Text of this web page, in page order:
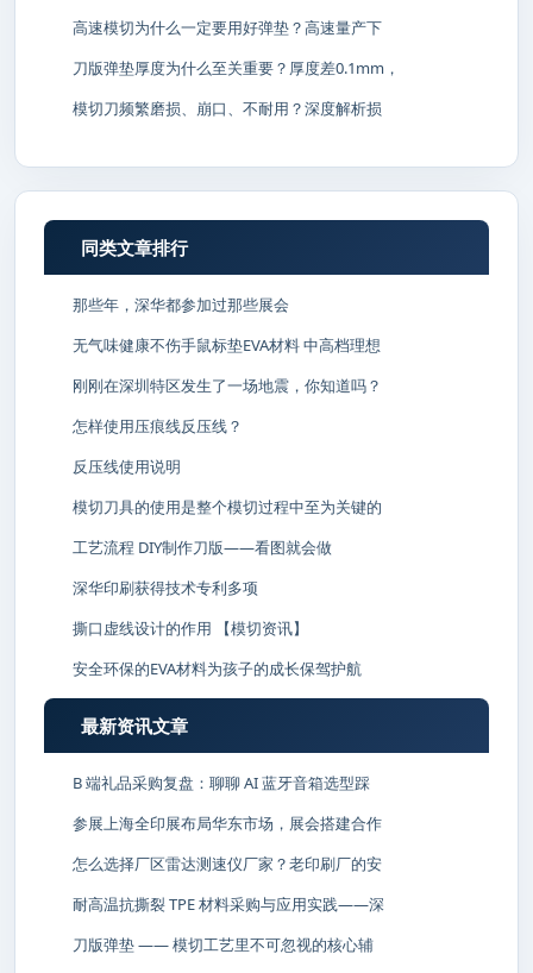
高速模切为什么一定要用好弹垫？高速量产下
刀版弹垫厚度为什么至关重要？厚度差0.1mm，
模切刀频繁磨损、崩口、不耐用？深度解析损
同类文章排行
那些年，深华都参加过那些展会
无气味健康不伤手鼠标垫EVA材料 中高档理想
刚刚在深圳特区发生了一场地震，你知道吗？
怎样使用压痕线反压线？
反压线使用说明
模切刀具的使用是整个模切过程中至为关键的
工艺流程 DIY制作刀版——看图就会做
深华印刷获得技术专利多项
撕口虚线设计的作用 【模切资讯】
安全环保的EVA材料为孩子的成长保驾护航
最新资讯文章
B 端礼品采购复盘：聊聊 AI 蓝牙音箱选型踩
参展上海全印展布局华东市场，展会搭建合作
怎么选择厂区雷达测速仪厂家？老印刷厂的安
耐高温抗撕裂 TPE 材料采购与应用实践——深
刀版弹垫 —— 模切工艺里不可忽视的核心辅